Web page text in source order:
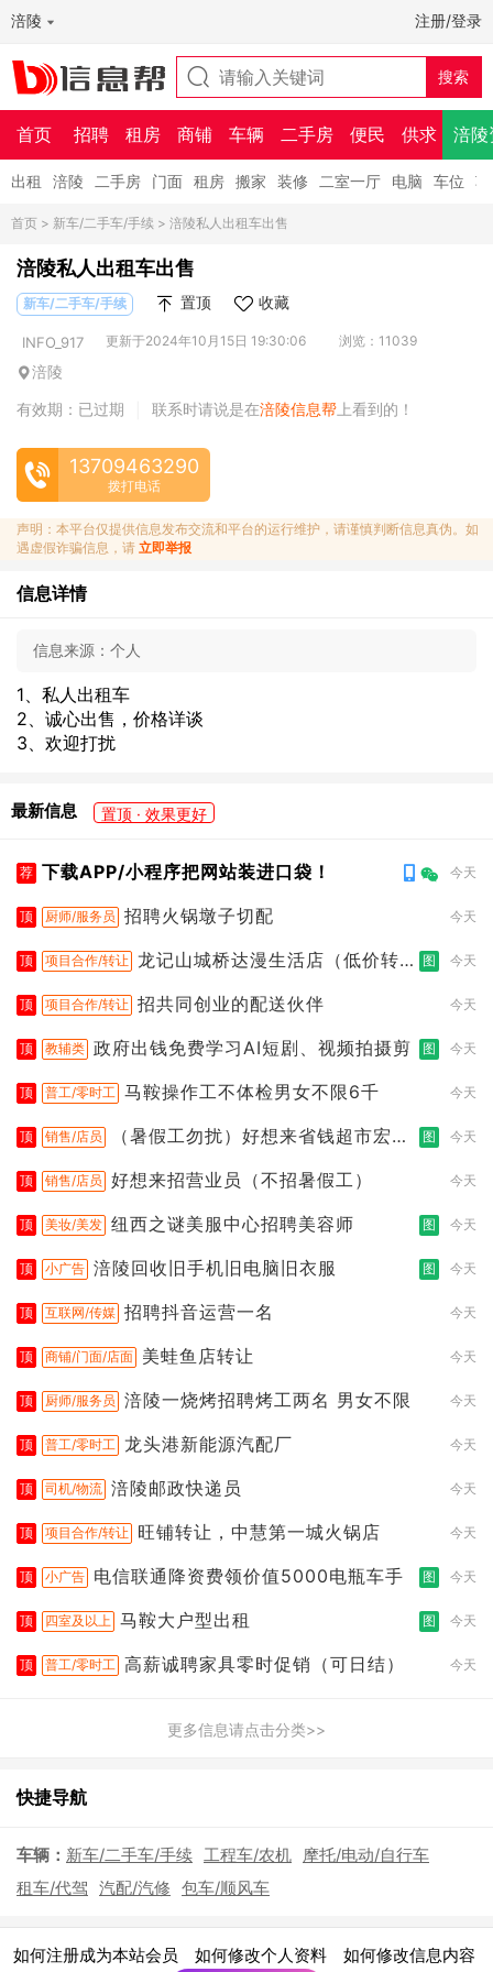
涪陵 注册/登录
首页 招聘 租房 商铺 车辆 二手房 便民 供求 涪陵
出租 涪陵 二手房 门面 租房 搬家 装修 二室一厅 电脑 车位
首页 > 新车/二手车/手续 > 涪陵私人出租车出售
涪陵私人出租车出售
新车/二手车/手续 置顶 收藏
INFO_917 更新于2024年10月15日 19:30:06 浏览：11039
涪陵
有效期：已过期
联系时请说是在涪陵信息帮 上看到的！
13709463290
拨打电话
声明：本平台仅提供信息发布交流和平台的运行维护，请谨慎判断信息真伪。如
遇虚假诈骗信息，请 立即举报
信息详情
信息来源： 个人
1、私人出租车
2、诚心出售，价格详谈
3、欢迎打扰
最新信息 置顶 · 效果更好
荐 下载APP/小程序把网站装进口袋！ 今天
顶 厨师/服务员 招聘火锅墩子切配 今天
顶 项目合作/转让 龙记山城桥达漫生活店（低价转
图 今天
顶 项目合作/转让 招共同创业的配送伙伴 今天
顶 教辅类 政府出钱免费学习AI短剧、视频拍摄剪 图 今天
顶 普工/零时工 马鞍操作工不体检男女不限6千 今天
顶 销售/店员
（暑假工勿扰）好想来省钱超市宏声
图 今天
顶 销售/店员 好想来招营业员（不招暑假工） 今天
顶 美妆/美发 纽西之谜美服中心招聘美容师 图 今天
顶 小广告 涪陵回收旧手机旧电脑旧衣服 图 今天
顶 互联网/传媒 招聘抖音运营一名 今天
顶 商铺/门面/店面 美蛙鱼店转让 今天
顶 厨师/服务员 涪陵一烧烤招聘烤工两名 男女不限 今天
顶 普工/零时工 龙头港新能源汽配厂 今天
顶 司机/物流 涪陵邮政快递员 今天
顶 项目合作/转让 旺铺转让，中慧第一城火锅店 今天
顶 小广告 电信联通降资费领价值5000电瓶车手 图 今天
顶 四室及以上 马鞍大户型出租 图 今天
顶 普工/零时工 高薪诚聘家具零时促销（可日结） 今天
更多信息请点击分类>>
快捷导航
车辆： 新车/二手车/手续 工程车/农机 摩托/电动/自行车
租车/代驾 汽配/汽修 包车/顺风车
如何注册成为本站会员 如何修改个人资料 如何修改信息内容